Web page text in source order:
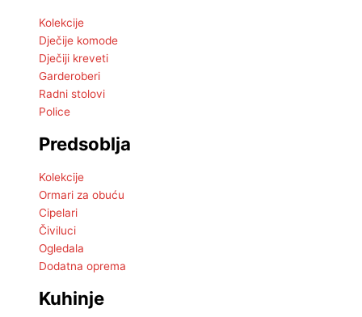
Kolekcije
Dječije komode
Dječiji kreveti
Garderoberi
Radni stolovi
Police
Predsoblja
Kolekcije
Ormari za obuću
Cipelari
Čiviluci
Ogledala
Dodatna oprema
Kuhinje